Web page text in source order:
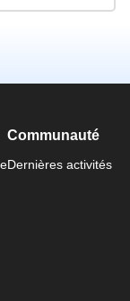
Communauté
Dernières activités